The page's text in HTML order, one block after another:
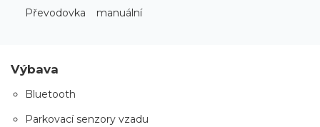
Převodovka manuální
Výbava
Bluetooth
Parkovací senzory vzadu